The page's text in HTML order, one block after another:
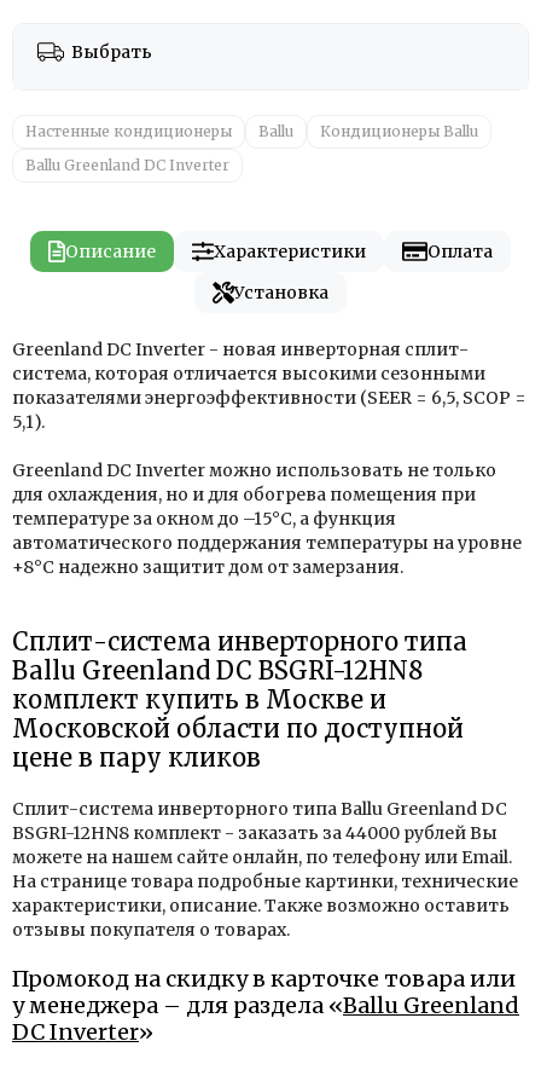
Выбрать
Настенные кондиционеры Ballu
Кондиционеры Ballu
Ballu Greenland DC Inverter
Описание Характеристики
Оплата
Установка
Greenland DС Inverter - новая инверторная сплит-
система, которая отличается высокими сезонными
показателями энергоэффективности (SEER = 6,5, SCOP =
5,1).
Greenland DС Inverter можно использовать не только
для охлаждения, но и для обогрева помещения при
температуре за окном до –15°C, а функция
автоматического поддержания температуры на уровне
+8°C надежно защитит дом от замерзания.
Сплит-система инверторного типа
Ballu Greenland DC BSGRI-12HN8
комплект купить в Москве и
Московской области по доступной
цене в пару кликов
Сплит-система инверторного типа Ballu Greenland DC
BSGRI-12HN8 комплект - заказать за 44000 рублей Вы
можете на нашем сайте онлайн, по телефону или Email.
На странице товара подробные картинки, технические
характеристики, описание. Также возможно оставить
отзывы покупателя о товарах.
Промокод на скидку в карточке товара или
у менеджера – для раздела «Ballu Greenland
DC Inverter»